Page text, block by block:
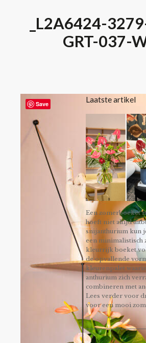
_L2A6424-
GRT-037-
Laatste artikel
Een zomerboeket
hoeft niet altijd
snijanthurium kun
een minimalistisch
kleurrijk boeket
de opvallende
kleurenpalet
anthurium zich
combineren met
Lees verder voor
voor een mooi
Save